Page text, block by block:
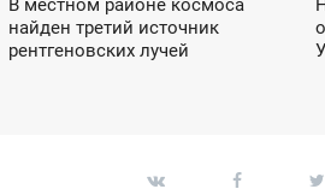
В местном районе космоса
найден третий источник
рентгеновских лучей